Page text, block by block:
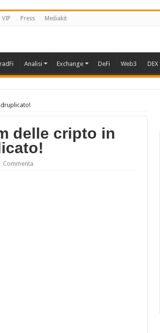
VIP Press Mediakit
Analisi Exchange DeFi Web3 DEX
delle cripto in
Commenta